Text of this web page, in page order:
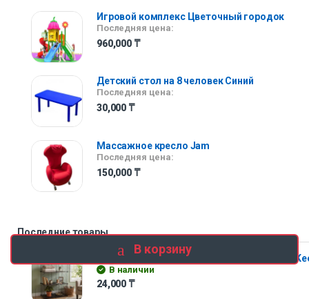
В корзину
Игровой комплекс Цветочный городок
Последняя цена:
960,000 ₸
Детский стол на 8 человек Синий
Последняя цена:
30,000 ₸
Массажное кресло Jam
Последняя цена:
150,000 ₸
Последние товары
Модульный металлический стеллаж
В наличии
24,000 ₸